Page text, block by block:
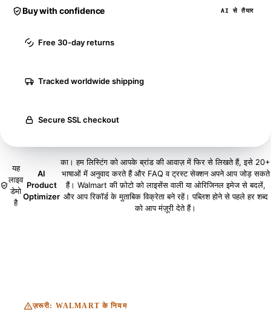
Buy with confidence AI से तैयार
Free 30-day returns
Tracked worldwide shipping
Secure SSL checkout
यह
लाइव
डेमो
है
AI
Product
Optimizer
का। हम लिस्टिंग को आपके ब्रांड की आवाज़ में फिर से लिखते हैं, इसे 20+
भाषाओं में अनुवाद करते हैं और FAQ व ट्रस्ट सेक्शन अपने आप जोड़ सकते
हैं। Walmart की फ़ोटो को लाइसेंस वाली या ओरिजिनल इमेज से बदलें,
और आप रिकॉर्ड के मुताबिक विक्रेता बने रहें। पब्लिश होने से पहले हर शब्द
को आप मंज़ूरी देते हैं।
ज़रूरी: WALMART के नियम